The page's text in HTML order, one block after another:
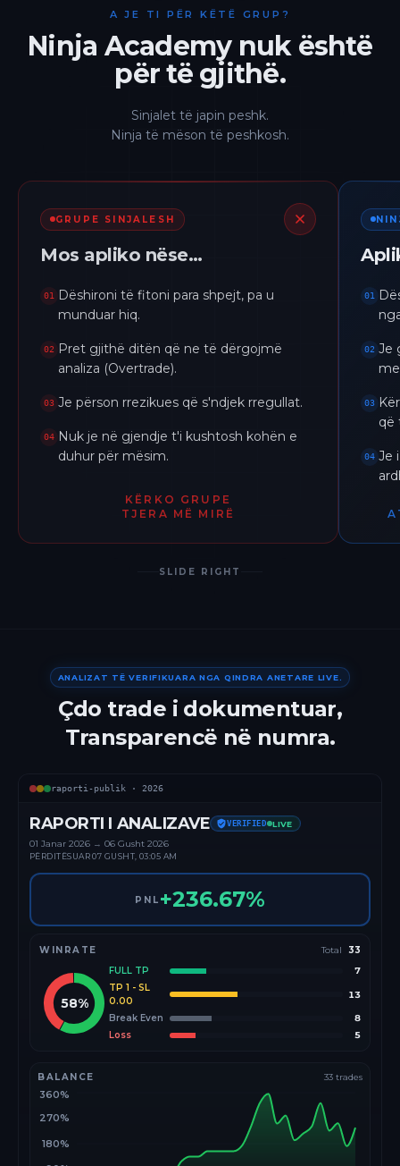
A JE TI PËR KËTË GRUP?
Ninja Academy nuk është
për të gjithë.
Sinjalet të japin peshk.
Ninja të mëson të peshkosh.
GRUPE SINJALESH
Mos apliko nëse…
01
Dëshironi të fitoni para shpejt, pa u
munduar hiq.
02
Pret gjithë ditën që ne të dërgojmë
analiza (Overtrade).
03 Je përson rrezikues që s'ndjek rregullat.
04 Nuk je në gjendje t'i kushtosh kohën e
duhur për mësim.
KËRKO GRUPE
TJERA MË MIRË
01
02 Je
03
që
04 Je
SLIDE RIGHT
ANALIZAT TË VERIFIKUARA NGA QINDRA ANETARE LIVE.
Çdo trade i dokumentuar,
Transparencë në numra.
raporti-publik · 2026
RAPORTI I ANALIZAVE VERIFIED LIVE
01 Janar 2026 → 06 Gusht 2026
PËRDITËSUAR07 GUSHT, 03:05 AM
PNL +236.67%
WINRATE Total 33
58%
FULL TP
7
TP 1 - SL
0.00
13
Break Even
8
Loss
5
BALANCE 33 trades
180%
270%
360%